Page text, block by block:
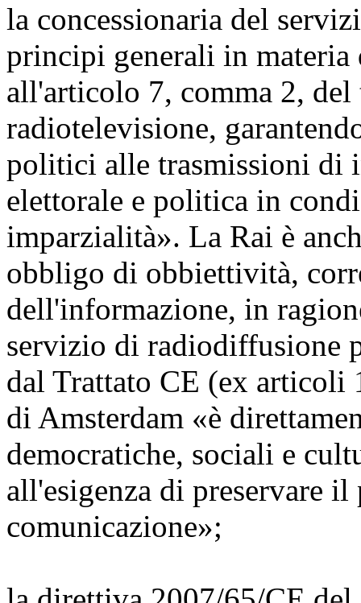
la concessionaria del
principi generali in
all'articolo 7, comma 2,
radiotelevisione,
politici alle trasmissioni di
elettorale e politica in
imparzialità». La Rai è
obbligo di obbiettività,
dell'informazione, in
servizio di radiodiffusione
dal Trattato CE (ex articoli
di Amsterdam «è
democratiche, sociali e
all'esigenza di preservare
comunicazione»;